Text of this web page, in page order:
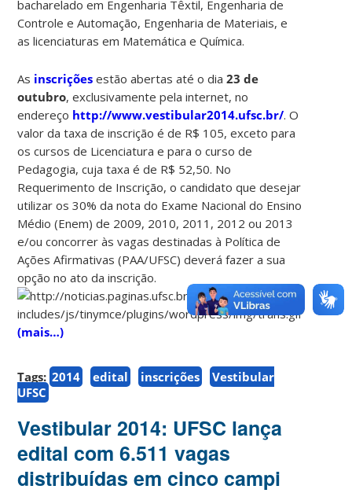
bacharelado em Engenharia Têxtil, Engenharia de
Controle e Automação, Engenharia de Materiais, e
as licenciaturas em Matemática e Química.
As inscrições estão abertas até o dia 23 de
outubro, exclusivamente pela internet, no
endereço http://www.vestibular2014.ufsc.br/. O
valor da taxa de inscrição é de R$ 105, exceto para
os cursos de Licenciatura e para o curso de
Pedagogia, cuja taxa é de R$ 52,50. No
Requerimento de Inscrição, o candidato que desejar
utilizar os 30% da nota do Exame Nacional do Ensino
Médio (Enem) de 2009, 2010, 2011, 2012 ou 2013
e/ou concorrer às vagas destinadas à Política de
Ações Afirmativas (PAA/UFSC) deverá fazer a sua
opção no ato da inscrição.
(mais…)
Tags: 2014 edital inscrições
Vestibular
UFSC
Vestibular 2014: UFSC lança
edital com 6.511 vagas
distribuídas em cinco campi